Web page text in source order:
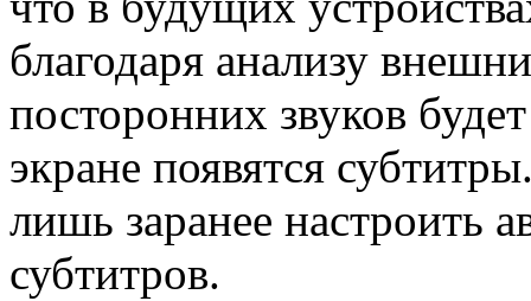
благодаря анализу
посторонних звуков
экране появятся
лишь заранее настроить
субтитров.